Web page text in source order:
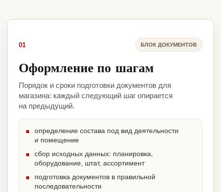
01 БЛОК ДОКУМЕНТОВ
Оформление по шагам
Порядок и сроки подготовки документов для
магазина: каждый следующий шаг опирается
на предыдущий.
определение состава под вид деятельности
и помещение
сбор исходных данных: планировка,
оборудование, штат, ассортимент
подготовка документов в правильной
последовательности